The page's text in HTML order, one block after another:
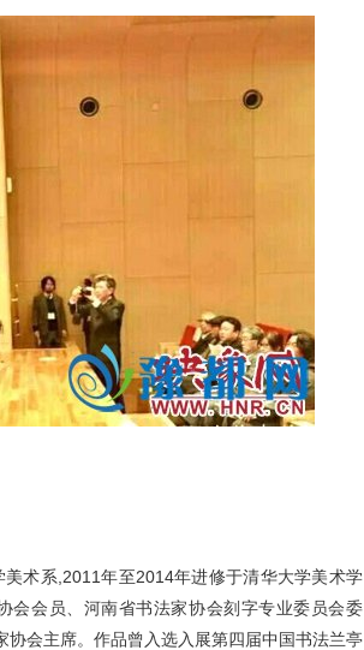
美术系,2011年至2014年进修于清华大学美术学
会会员、河南省书法家协会刻字专业委员会委
会主席。作品曾入选入展第四届中国书法兰亭